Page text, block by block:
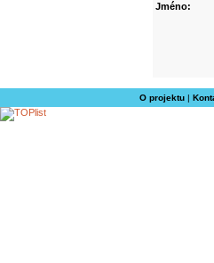
Jméno:
O projektu|